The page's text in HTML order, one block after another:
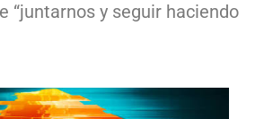
“juntarnos y seguir haciendo